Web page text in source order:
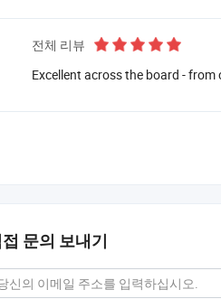
전체 리뷰
Excellent across the board -
문의 보내기